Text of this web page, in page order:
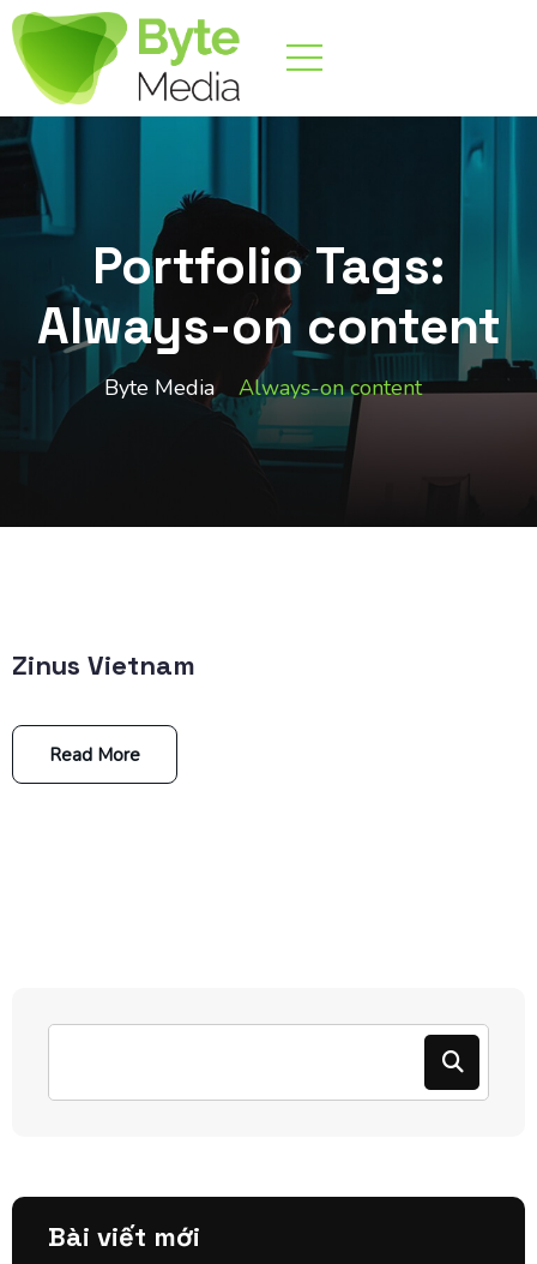
Portfolio Tags:
Always-on content
Byte Media Always-on content
Zinus Vietnam
Read More
Bài viết mới